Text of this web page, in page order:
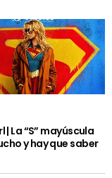
| La “S” mayúscula
y hay que saber